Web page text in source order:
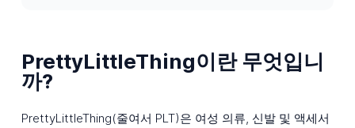
PrettyLittleThing이란 무엇입니
까?
PrettyLittleThing(줄여서 PLT)은 여성 의류, 신발 및 액세서